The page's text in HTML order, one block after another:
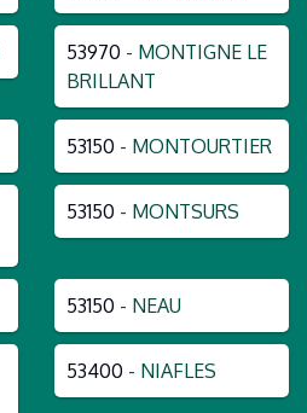
53970 - MONTIGNE LE
BRILLANT
53150 - MONTOURTIER
53150 - MONTSURS
53150 - NEAU
53400 - NIAFLES